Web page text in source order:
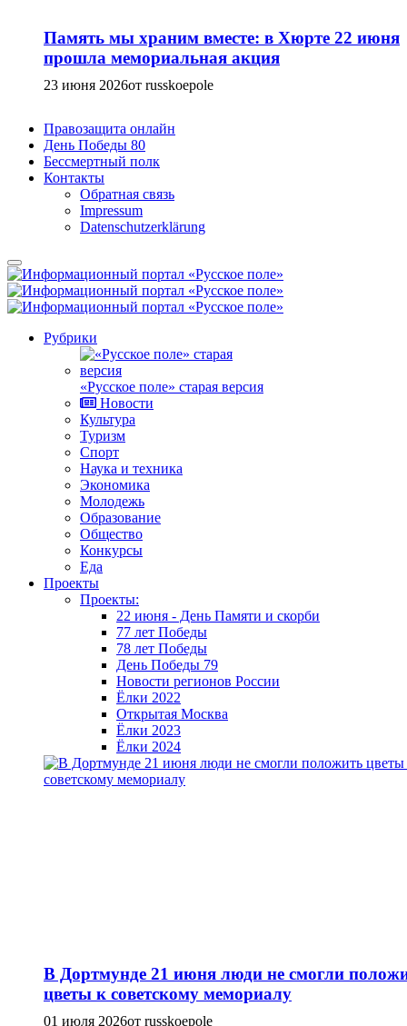
Память мы храним вместе: в Хюрте 22 июня
прошла мемориальная акция
23 июня 2026от russkoepole
Правозащита онлайн
День Победы 80
Бессмертный полк
Контакты
Обратная связь
Impressum
Datenschutzerklärung
Рубрики
«Русское поле» старая версия
Новости
Культура
Туризм
Спорт
Наука и техника
Экономика
Молодежь
Образование
Общество
Конкурсы
Еда
Проекты
Проекты:
22 июня - День Памяти и скорби
77 лет Победы
78 лет Победы
День Победы 79
Новости регионов России
Ёлки 2022
Открытая Москва
Ёлки 2023
Ёлки 2024
В Дортмунде 21 июня люди не смогли
цветы к советскому мемориалу
01 июля 2026от russkoepole